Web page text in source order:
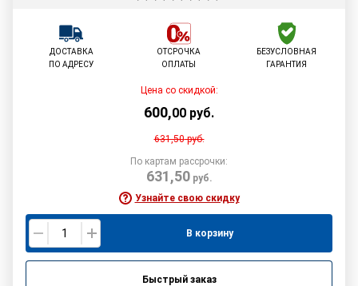
ДОСТАВКА
ПО АДРЕСУ
ОТСРОЧКА
ОПЛАТЫ
БЕЗУСЛОВНАЯ
ГАРАНТИЯ
Цена со скидкой:
600,00 руб.
631,50руб.
По картам рассрочки:
631,50руб.
Узнайте свою скидку
В корзину
Быстрый заказ